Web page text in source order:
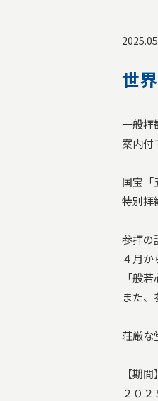
世
一般拝
案内付
国宝「
特別拝
参拝の
４月
「般
また、
荘厳な
【期間】
２０